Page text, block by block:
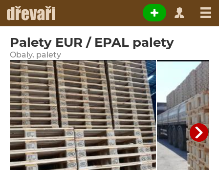
Palety EUR / EPAL palety
Obaly, palety